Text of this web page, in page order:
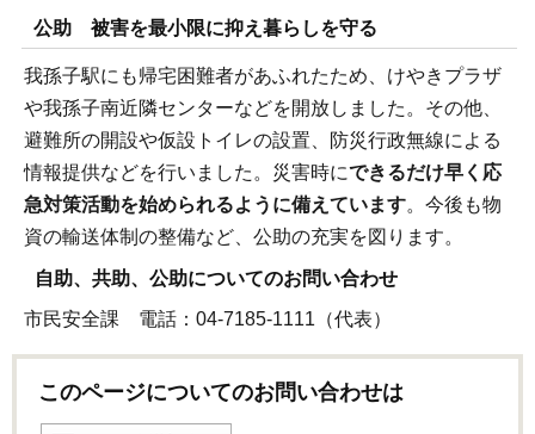
公助 被害を最小限に抑え暮らしを守る
我孫子駅にも帰宅困難者があふれたため、けやきプラザ
や我孫子南近隣センターなどを開放しました。その他、
避難所の開設や仮設トイレの設置、防災行政無線による
情報提供などを行いました。災害時にできるだけ早く応
急対策活動を始められるように備えています。今後も物
資の輸送体制の整備など、公助の充実を図ります。
自助、共助、公助についてのお問い合わせ
市民安全課 電話：04-7185-1111（代表）
このページについてのお問い合わせは